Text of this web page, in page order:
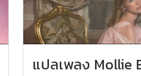
แปลเพลง Mollie